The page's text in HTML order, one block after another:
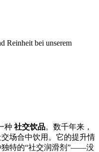
Reinheit bei unserem
种 社交饮品。数千年来，
场合中饮用。它的提升情
独特的“社交润滑剂”——没